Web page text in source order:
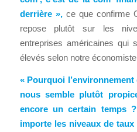
derrière »,ce que confirme
repose plutôt sur les
entreprises américaines qui
élevés selon notre
« Pourquoi
nous semble plutôt
encore un certain temps
importe les niveaux de